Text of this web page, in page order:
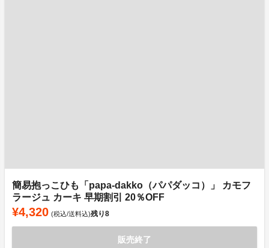
簡易抱っこひも「papa-dakko（パパダッコ）」 カモフ
ラージュ カーキ 早期割引 20％OFF
¥4,320 (税込/送料込)残り8
販売終了